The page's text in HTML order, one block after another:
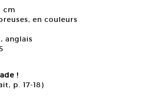
cm
en couleurs
anglais
!
p. 17-18)